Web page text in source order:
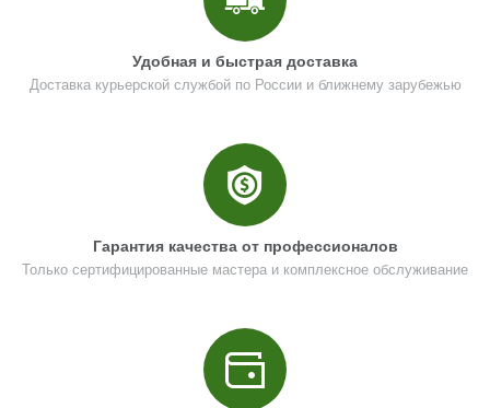
Удобная и быстрая доставка
Доставка курьерской службой по России и ближнему зарубежью
Гарантия качества от профессионалов
Только сертифицированные мастера и комплексное обслуживание